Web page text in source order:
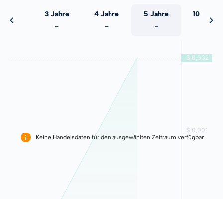
3 Jahre
-
4 Jahre
-
5 Jahre
-
10 Jahre
Keine Handelsdaten für den ausgewählten Zeitraum verfügbar